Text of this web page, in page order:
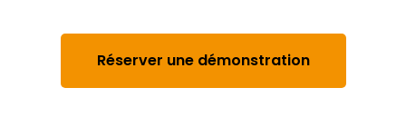
Réserver une démonstration